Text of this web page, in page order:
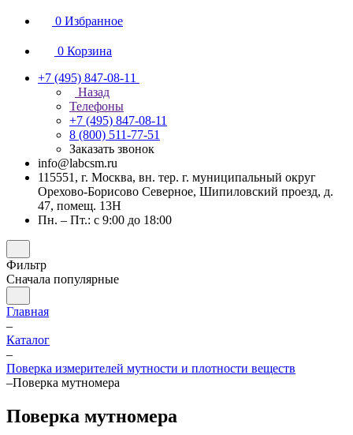
0 Избранное
0 Корзина
+7 (495) 847-08-11
Назад
Телефоны
+7 (495) 847-08-11
8 (800) 511-77-51
Заказать звонок
info@labcsm.ru
115551, г. Москва, вн. тер. г. муниципальный округ
Орехово-Борисово Северное, Шипиловский проезд, д.
47, помещ. 13Н
Пн. – Пт.: с 9:00 до 18:00
Фильтр
Сначала популярные
Главная
–
Каталог
–
Поверка измерителей мутности и плотности веществ
–Поверка мутномера
Поверка мутномера